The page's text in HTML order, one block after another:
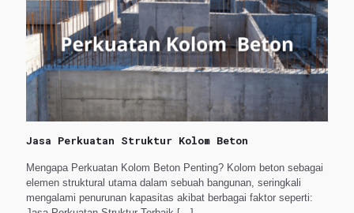
Jasa Perkuatan Struktur Kolom Beton
Mengapa Perkuatan Kolom Beton Penting? Kolom beton sebagai
elemen struktural utama dalam sebuah bangunan, seringkali
mengalami penurunan kapasitas akibat berbagai faktor seperti: